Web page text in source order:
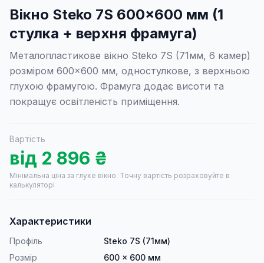
Вікно Steko 7S 600×600 мм (1
стулка + верхня фрамуга)
Металопластикове вікно Steko 7S (71мм, 6 камер)
розміром 600×600 мм, одностулкове, з верхньою
глухою фрамугою. Фрамуга додає висоти та
покращує освітленість приміщення.
Вартість
від 2 896 ₴
Мінімальна ціна за глухе вікно. Точну вартість розраховуйте в
калькуляторі
Характеристики
Профіль
Steko 7S (71мм)
Розмір
600 × 600 мм